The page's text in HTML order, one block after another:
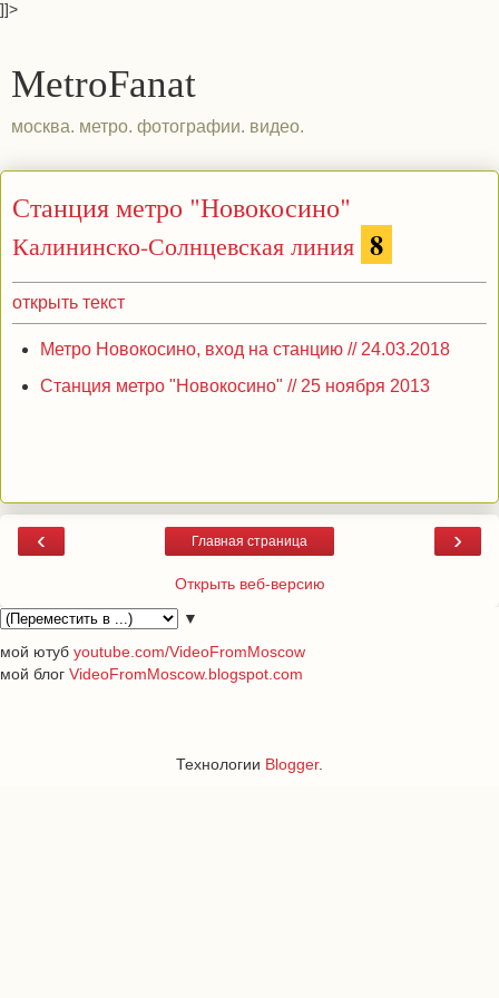
]]>
MetroFanat
москва. метро. фотографии. видео.
Станция метро "Новокосино"
Калининско-Солнцевская линия 8
открыть текст
Метро Новокосино, вход на станцию // 24.03.2018
Станция метро "Новокосино" // 25 ноября 2013
‹ ›
Главная страница
Открыть веб-версию
▼
мой ютуб youtube.com/VideoFromMoscow
мой блог VideoFromMoscow.blogspot.com
Технологии Blogger.